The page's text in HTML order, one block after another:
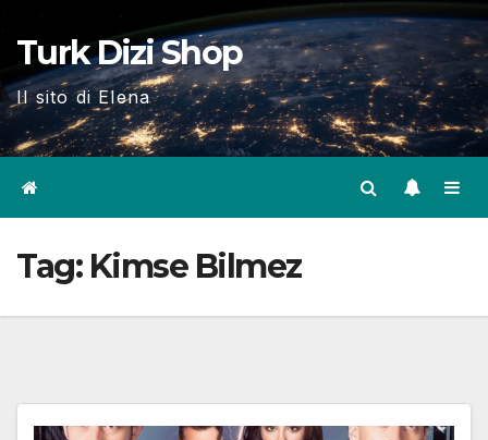
Skip
content
Turk Dizi Shop
Il sito di Elena
Tag: Kimse Bilmez